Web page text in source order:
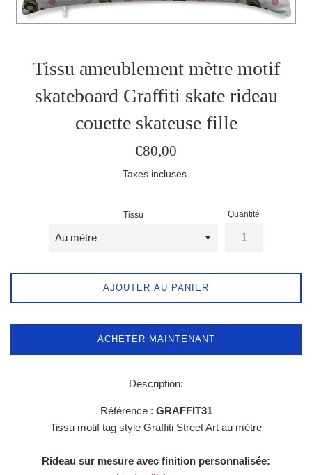
Tissu ameublement mètre motif
skateboard Graffiti skate rideau
couette skateuse fille
Prix
€80,00
Taxes incluses.
Tissu Quantité
AJOUTER AU PANIER
ACHETER MAINTENANT
Description:
Référence : GRAFFIT31
Tissu motif tag style Graffiti Street Art au mètre
Rideau sur mesure avec finition personnalisée: